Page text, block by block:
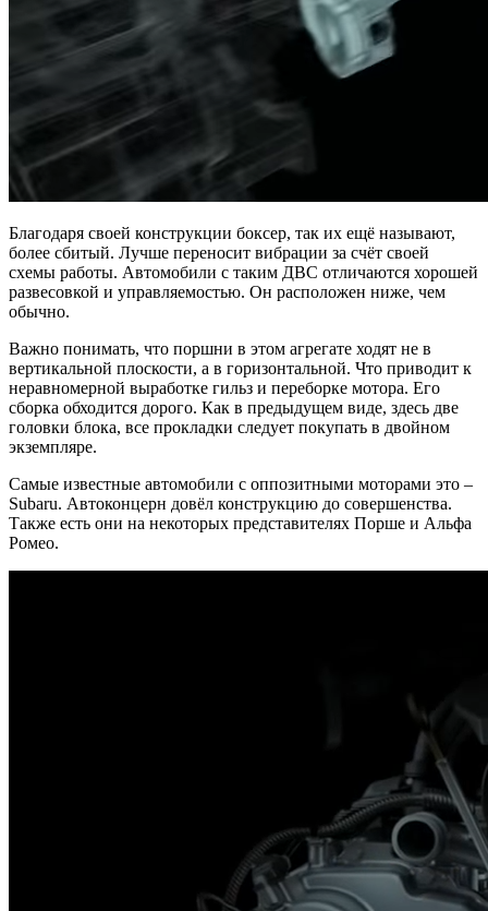
Благодаря своей конструкции боксер, так их ещё называют,
более сбитый. Лучше переносит вибрации за счёт своей
схемы работы. Автомобили с таким ДВС отличаются хорошей
развесовкой и управляемостью. Он расположен ниже, чем
обычно.
Важно понимать, что поршни в этом агрегате ходят не в
вертикальной плоскости, а в горизонтальной. Что приводит к
неравномерной выработке гильз и переборке мотора. Его
сборка обходится дорого. Как в предыдущем виде, здесь две
головки блока, все прокладки следует покупать в двойном
экземпляре.
Самые известные автомобили с оппозитными моторами это –
Subaru. Автоконцерн довёл конструкцию до совершенства.
Также есть они на некоторых представителях Порше и Альфа
Ромео.